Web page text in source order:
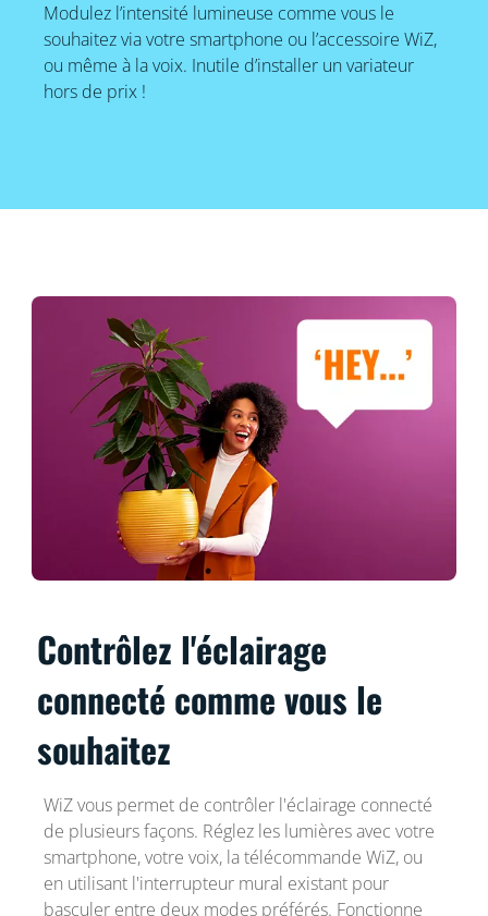
Modulez l’intensité lumineuse comme vous le
souhaitez via votre smartphone ou l’accessoire WiZ,
ou même à la voix. Inutile d’installer un variateur
hors de prix !
Contrôlez l'éclairage
connecté comme vous le
souhaitez
WiZ vous permet de contrôler l'éclairage connecté
de plusieurs façons. Réglez les lumières avec votre
smartphone, votre voix, la télécommande WiZ, ou
en utilisant l'interrupteur mural existant pour
basculer entre deux modes préférés. Fonctionne